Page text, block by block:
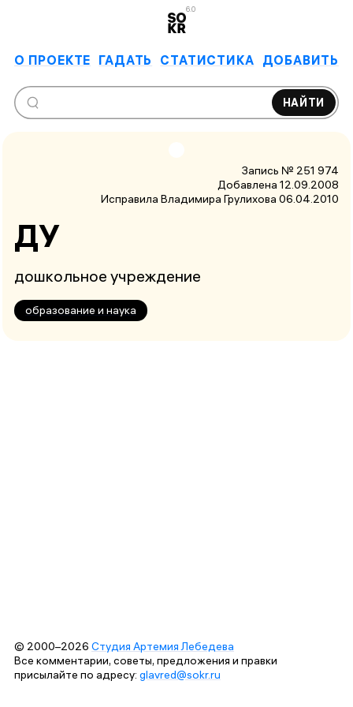
6.0
О ПРОЕКТЕ ГАДАТЬ СТАТИСТИКА ДОБАВИТЬ
НАЙТИ
Запись № 251 974
Добавлена 12.09.2008
Исправила Владимира Грулихова 06.04.2010
ДУ
дошкольное учреждение
образование и наука
© 2000–2026 Студия Артемия Лебедева
Все комментарии, советы, предложения и правки
присылайте по адресу: glavred@sokr.ru